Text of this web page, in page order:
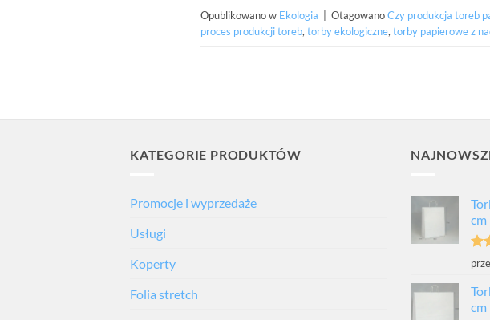
Opublikowano w Ekologia OtagowanoCzy produkcja toreb
proces produkcji toreb,torby ekologiczne,torby papierowe z
KATEGORIE PRODUKTÓW
Promocje i wyprzedaże
Usługi
Koperty
Folia stretch
cm
na 5
cm